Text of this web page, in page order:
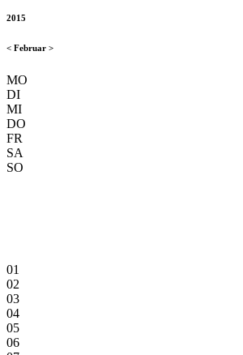
2015
< Februar >
MO
DI
MI
DO
FR
SA
SO
01
02
03
04
05
06